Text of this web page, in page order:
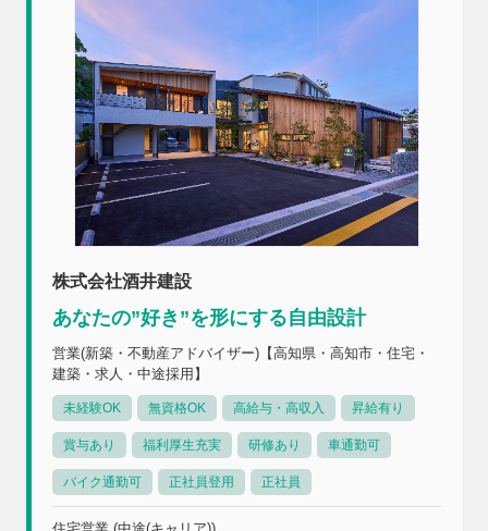
株式会社酒井建設
あなたの”好き”を形にする自由設計
営業(新築・不動産アドバイザー)【高知県・高知市・住宅・
建築・求人・中途採用】
未経験OK 無資格OK 高給与・高収入 昇給有り
賞与あり 福利厚生充実 研修あり 車通勤可
バイク通勤可 正社員登用 正社員